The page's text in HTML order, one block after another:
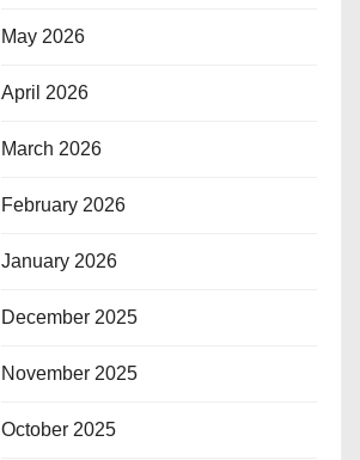
May 2026
April 2026
March 2026
February 2026
January 2026
December 2025
November 2025
October 2025